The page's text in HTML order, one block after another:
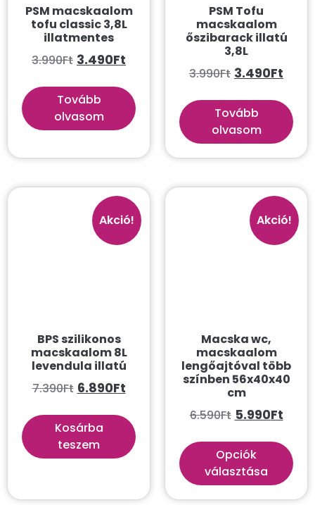
PSM macskaalom
tofu classic 3,8L
illatmentes
3.990Ft 3.490Ft
Tovább
olvasom
PSM Tofu
macskaalom
őszibarack illatú
3,8L
3.990Ft 3.490Ft
Tovább
olvasom
Akció!
BPS szilikonos
macskaalom 8L
levendula illatú
7.390Ft 6.890Ft
Kosárba
teszem
Akció!
Macska wc,
macskaalom
lengőajtóval több
színben 56x40x40
cm
6.590Ft 5.990Ft
Opciók
választása
Kefék, fésűk
Kutyapiszok zacskók
Mancsápolás
Pelenkák
Sampon
Speciális etetés, adagolás
Szőrnyírás
Törlőkendők
Játékok
Karácsonyi játék
Kötéljáték
Puha játék
Sípoló játék